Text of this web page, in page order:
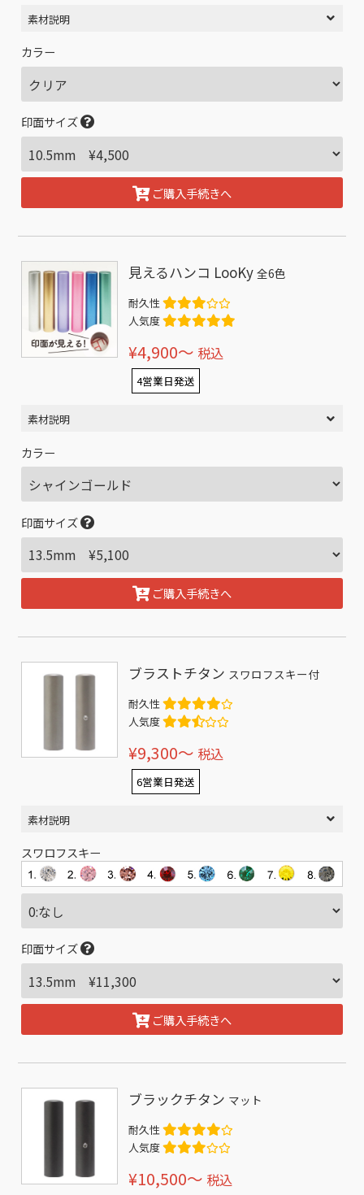
素材説明
カラー
印面サイズ
ご購入手続きへ
見えるハンコ LooKy全6色
耐久性
人気度
¥4,900〜 税込
4営業日発送
素材説明
カラー
印面サイズ
ご購入手続きへ
ブラストチタン スワロフスキー付
耐久性
人気度
¥9,300〜 税込
6営業日発送
素材説明
スワロフスキー
印面サイズ
ご購入手続きへ
ブラックチタン マット
耐久性
人気度
¥10,500〜 税込